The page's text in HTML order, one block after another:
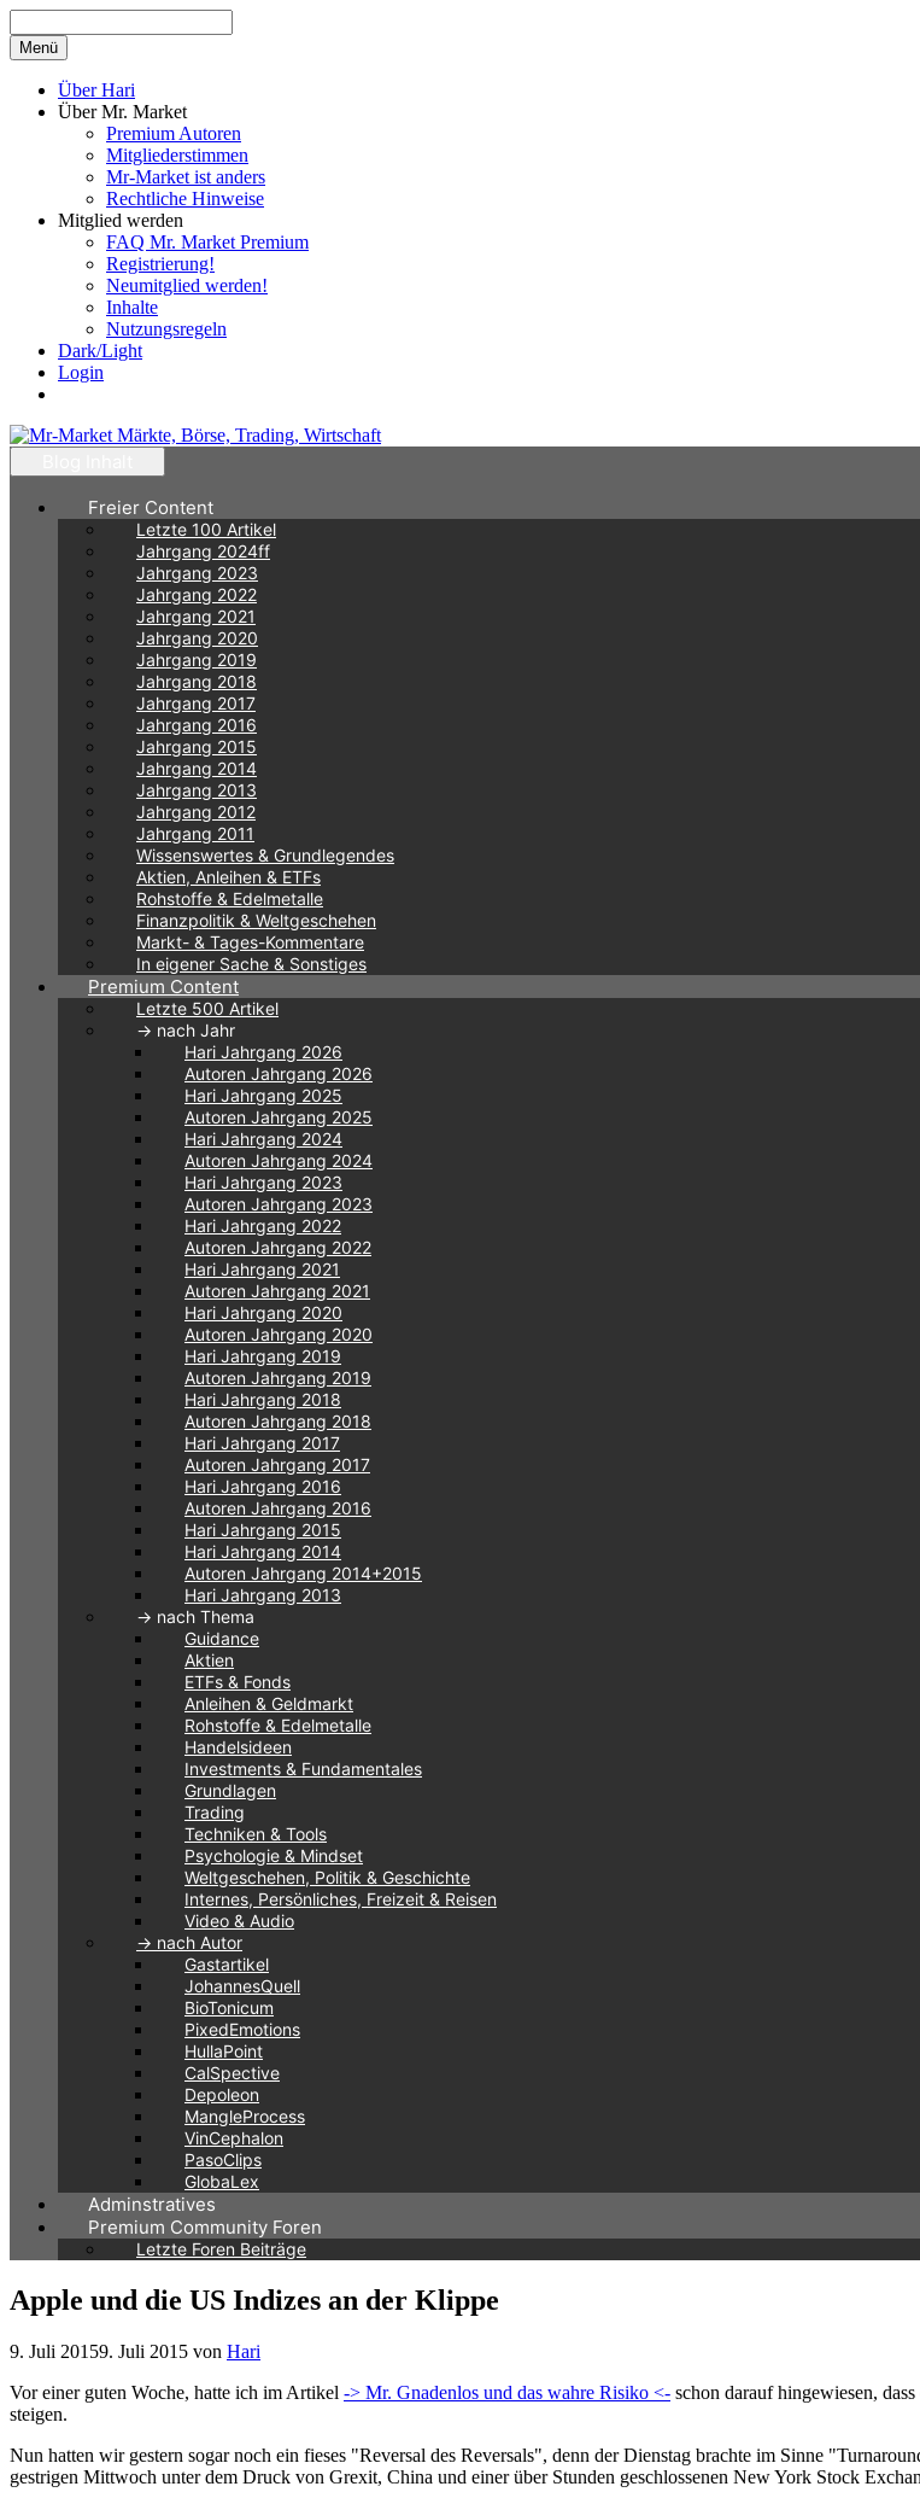
Inhalt
springen
Menü
Über Hari
Über Mr. Market
Premium Autoren
Mitgliederstimmen
Mr-Market ist anders
Rechtliche Hinweise
Mitglied werden
FAQ Mr. Market Premium
Registrierung!
Neumitglied werden!
Inhalte
Nutzungsregeln
Dark/Light
Login
Freier Content
Letzte 100 Artikel
Jahrgang 2024ff
Jahrgang 2023
Jahrgang 2022
Jahrgang 2021
Jahrgang 2020
Jahrgang 2019
Jahrgang 2018
Jahrgang 2017
Jahrgang 2016
Jahrgang 2015
Jahrgang 2014
Jahrgang 2013
Jahrgang 2012
Jahrgang 2011
Wissenswertes & Grundlegendes
Aktien, Anleihen & ETFs
Rohstoffe & Edelmetalle
Finanzpolitik & Weltgeschehen
Markt- & Tages-Kommentare
In eigener Sache & Sonstiges
Premium Content
Letzte 500 Artikel
-> nach Jahr
Hari Jahrgang 2026
Autoren Jahrgang 2026
Hari Jahrgang 2025
Autoren Jahrgang 2025
Hari Jahrgang 2024
Autoren Jahrgang 2024
Hari Jahrgang 2023
Autoren Jahrgang 2023
Hari Jahrgang 2022
Autoren Jahrgang 2022
Hari Jahrgang 2021
Autoren Jahrgang 2021
Hari Jahrgang 2020
Autoren Jahrgang 2020
Hari Jahrgang 2019
Autoren Jahrgang 2019
Hari Jahrgang 2018
Autoren Jahrgang 2018
Hari Jahrgang 2017
Autoren Jahrgang 2017
Hari Jahrgang 2016
Autoren Jahrgang 2016
Hari Jahrgang 2015
Hari Jahrgang 2014
Autoren Jahrgang 2014+2015
Hari Jahrgang 2013
-> nach Thema
Guidance
Aktien
ETFs & Fonds
Anleihen & Geldmarkt
Rohstoffe & Edelmetalle
Handelsideen
Investments & Fundamentales
Grundlagen
Trading
Techniken & Tools
Psychologie & Mindset
Weltgeschehen, Politik & Geschichte
Internes, Persönliches, Freizeit & Reisen
Video & Audio
-> nach Autor
Gastartikel
JohannesQuell
BioTonicum
PixedEmotions
HullaPoint
CalSpective
Depoleon
MangleProcess
VinCephalon
PasoClips
GlobaLex
Adminstratives
Premium Community Foren
Letzte Foren Beiträge
Apple und die US Indizes an der Klippe
9. Juli 20159. Juli 2015 von Hari
Vor einer guten Woche, hatte ich im Artikel -> Mr. Gnadenlos und das wahre Risiko <- schon darauf hingewiesen,
steigen.
Nun hatten wir gestern sogar noch ein fieses "Reversal des Reversals", denn der Dienstag brachte im Sinne
gestrigen Mittwoch unter dem Druck von Grexit, China und einer über Stunden geschlossenen New York Stock